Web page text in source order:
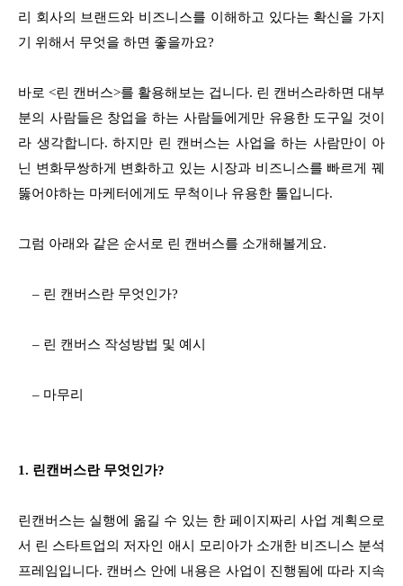
리 회사의 브랜드와 비즈니스를 이해하고 있다는 확신을 가지
기 위해서 무엇을 하면 좋을까요?
바로 <린 캔버스>를 활용해보는 겁니다. 린 캔버스라하면 대부
분의 사람들은 창업을 하는 사람들에게만 유용한 도구일 것이
라 생각합니다. 하지만 린 캔버스는 사업을 하는 사람만이 아
닌 변화무쌍하게 변화하고 있는 시장과 비즈니스를 빠르게 꿰
뚫어야하는 마케터에게도 무척이나 유용한 툴입니다.
그럼 아래와 같은 순서로 린 캔버스를 소개해볼게요.
– 린 캔버스란 무엇인가?
– 린 캔버스 작성방법 및 예시
– 마무리
1. 린캔버스란 무엇인가?
린캔버스는 실행에 옮길 수 있는 한 페이지짜리 사업 계획으로
서 린 스타트업의 저자인 애시 모리아가 소개한 비즈니스 분석
프레임입니다. 캔버스 안에 내용은 사업이 진행됨에 따라 지속